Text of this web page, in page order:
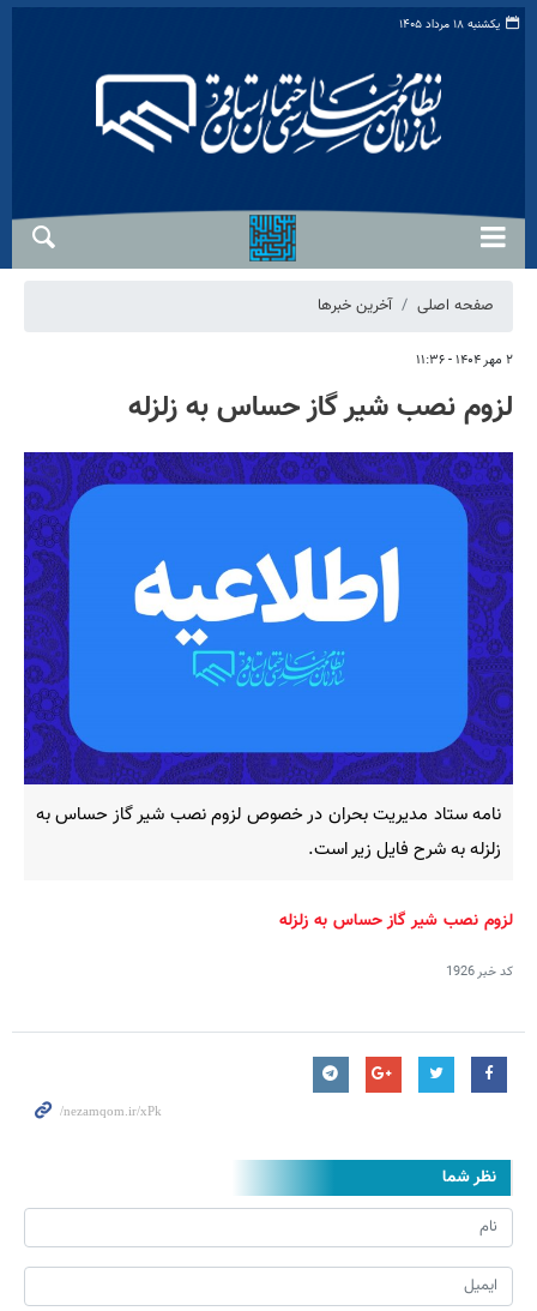
یکشنبه ۱۸ مرداد ۱۴۰۵
صفحه اصلی آخرین خبرها
۲ مهر ۱۴۰۴ - ۱۱:۳۶
لزوم نصب شیر گاز حساس به زلزله
نامه ستاد مدیریت بحران در خصوص لزوم نصب شیر گاز حساس به
زلزله به شرح فایل زیر است.
لزوم نصب شیر گاز حساس به زلزله
کد خبر1926
نظر شما